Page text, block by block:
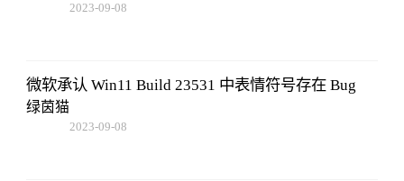
2023-09-08
微软承认 Win11 Build 23531 中表情符号存在 Bug
绿茵猫
2023-09-08